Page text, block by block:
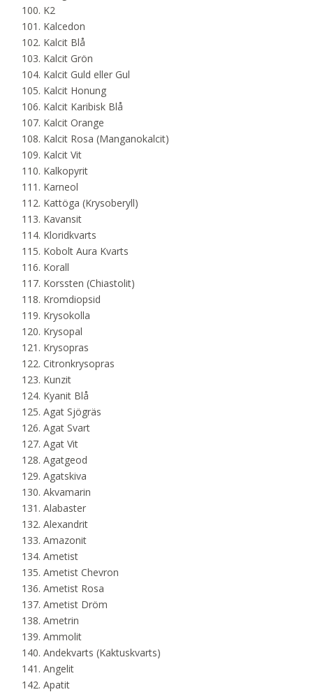
K2
Kalcedon
Kalcit Blå
Kalcit Grön
Kalcit Guld eller Gul
Kalcit Honung
Kalcit Karibisk Blå
Kalcit Orange
Kalcit Rosa (Manganokalcit)
Kalcit Vit
Kalkopyrit
Karneol
Kattöga (Krysoberyll)
Kavansit
Kloridkvarts
Kobolt Aura Kvarts
Korall
Korssten (Chiastolit)
Kromdiopsid
Krysokolla
Krysopal
Krysopras
Citronkrysopras
Kunzit
Kyanit Blå
Agat Sjögräs
Agat Svart
Agat Vit
Agatgeod
Agatskiva
Akvamarin
Alabaster
Alexandrit
Amazonit
Ametist
Ametist Chevron
Ametist Rosa
Ametist Dröm
Ametrin
Ammolit
Andekvarts (Kaktuskvarts)
Angelit
Apatit